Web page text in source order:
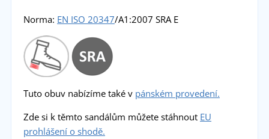
Norma: EN ISO 20347/A1:2007 SRA E
Tuto obuv nabízíme také v pánském provedení.
Zde si k těmto sandálům můžete stáhnout EU
prohlášení o shodě.